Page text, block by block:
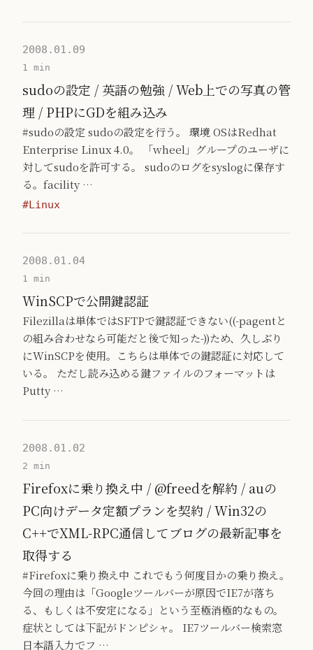
2008.01.09
1 min
sudoの設定 / 英語の勉強 / Web上での写真の管
理 / PHPにGDを組み込み
#sudoの設定 sudoの設定を行う。 環境 OSはRedhat
Enterprise Linux 4.0。 「wheel」グループのユーザに
対してsudoを許可する。 sudoのログをsyslogに保存す
る。facility …
#Linux
2008.01.04
1 min
WinSCPで公開鍵認証
Filezillaは単体ではSFTPで鍵認証できない((-pagentと
の組み合わせなら可能だと後で知った-))ため、久しぶり
にWinSCPを使用。こちらは単体での鍵認証に対応して
いる。 ただし読み込める鍵ファイルのフォーマットは
Putty …
2008.01.02
2 min
Firefoxに乗り換え中 / @freedを解約 / auの
PC向けデータ定額プランを契約 / Win32の
C++でXML-RPC通信してブログの最新記事を
取得する
#Firefoxに乗り換え中 これでもう何度目かの乗り換え。
今回の理由は「Googleツールバーが原因でIE7が落ち
る、もしくは不安定になる」という至極消極的なもの。
症状としては下記がドンピシャ。 IE7ツールバー検索窓
日本語入力でフ …